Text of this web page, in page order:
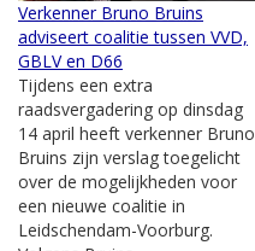
Verkenner Bruno Bruins
adviseert coalitie tussen VVD,
GBLV en D66
Tijdens een extra
raadsvergadering op dinsdag
14 april heeft verkenner Bruno
Bruins zijn verslag toegelicht
over de mogelijkheden voor
een nieuwe coalitie in
Leidschendam-Voorburg.